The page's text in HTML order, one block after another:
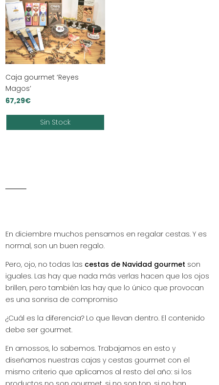
Caja gourmet ‘Reyes
Magos’
67,29€
Sin Stock
En diciembre muchos pensamos en regalar cestas. Y es
normal, son un buen regalo.
Pero, ojo, no todas las cestas de Navidad gourmet son
iguales. Las hay que nada más verlas hacen que los ojos
brillen, pero también las hay que lo único que provocan
es una sonrisa de compromiso
¿Cuál es la diferencia? Lo que llevan dentro. El contenido
debe ser gourmet.
En amossos, lo sabemos. Trabajamos en esto y
diseñamos nuestras cajas y cestas gourmet con el
mismo criterio que aplicamos al resto del año: si los